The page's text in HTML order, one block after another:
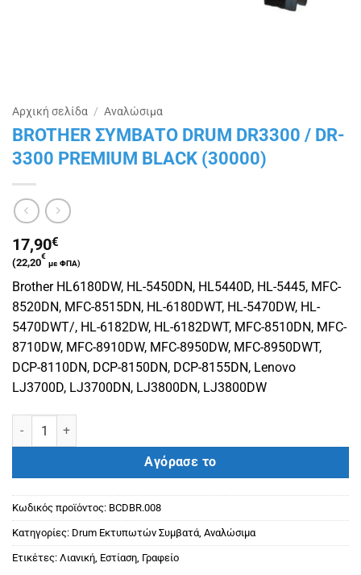
Αρχική σελίδα / Αναλώσιμα
BROTHER ΣΥΜΒΑΤΟ DRUM DR3300 / DR-
3300 PREMIUM BLACK (30000)
17,90€
(22,20
€
με ΦΠΑ)
Brother HL6180DW, HL-5450DN, HL5440D, HL-5445, MFC-
8520DN, MFC-8515DN, HL-6180DWT, HL-5470DW, HL-
5470DWT/, HL-6182DW, HL-6182DWT, MFC-8510DN, MFC-
8710DW, MFC-8910DW, MFC-8950DW, MFC-8950DWT,
DCP-8110DN, DCP-8150DN, DCP-8155DN, Lenovo
LJ3700D, LJ3700DN, LJ3800DN, LJ3800DW
BROTHER ΣΥΜΒΑΤΟ DRUM DR3300 / DR-3300 PREMIUM BLACK
Αγόρασε το
Κωδικός προϊόντος: BCDBR.008
Κατηγορίες: Drum Εκτυπωτών Συμβατά, Αναλώσιμα
Ετικέτες: Λιανική, Εστίαση, Γραφείο